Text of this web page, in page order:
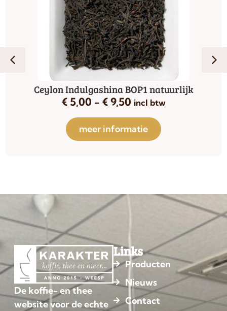
Ceylon Indulgashina BOP1 natuurlijk
€5,00 - €9,50 incl btw
meer informatie
De koffie- en thee
website voor de echte
Links
Producten
Nieuws
Contact